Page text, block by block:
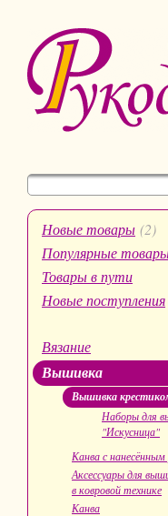
Новые товары (2)
Популярные
Товары в пути
Новые поступления
Вязание
Вышивка
Вышивка
Наборы для
"Искусница"
Канва с
Аксессуары для
в ковровой технике
Канва